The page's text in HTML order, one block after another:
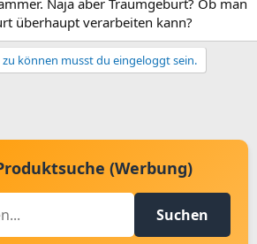
überhaupt verarbeiten kann?
können musst du eingeloggt sein.
(Werbung)
Suchen